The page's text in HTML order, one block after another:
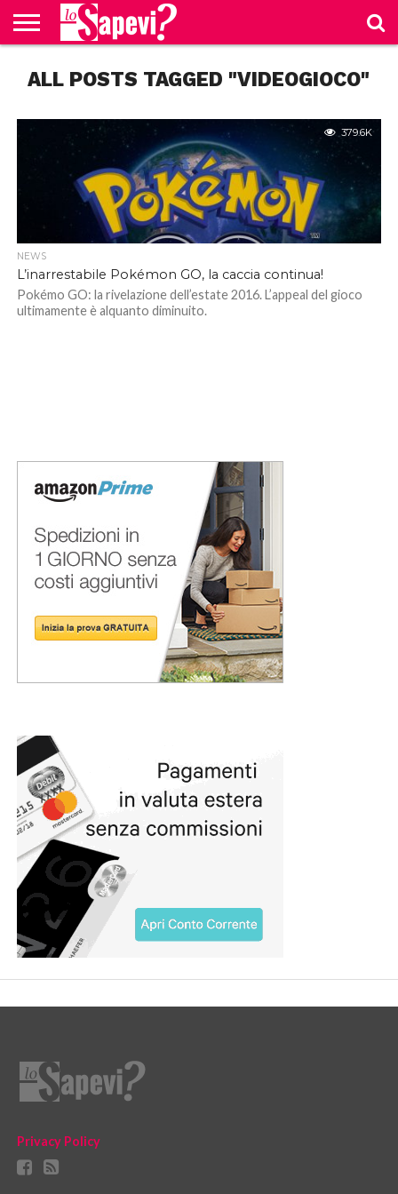
BENESSERE
GOSSIP
PRODOTTI
AMAZON
NEWS
CASA E
CUCINA
ALL POSTS TAGGED "VIDEOGIOCO"
379.6K
NEWS
L’inarrestabile Pokémon GO, la caccia continua!
Pokémo GO: la rivelazione dell’estate 2016. L’appeal del gioco
ultimamente è alquanto diminuito.
Privacy Policy